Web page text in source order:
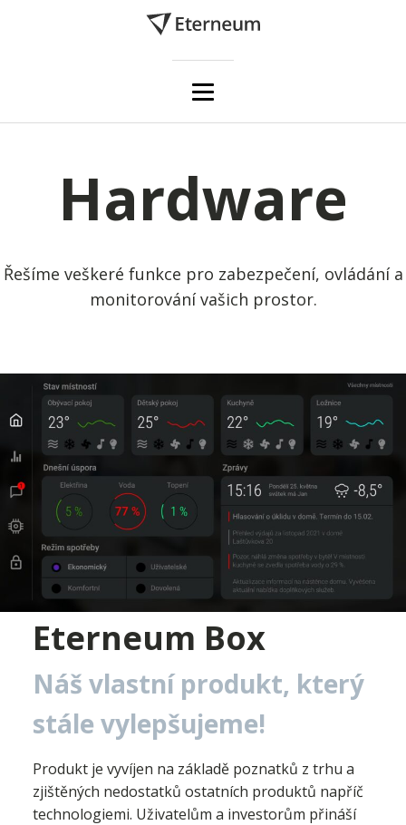
Hardware
Řešíme veškeré funkce pro zabezpečení, ovládání a
monitorování vašich prostor.
Eterneum Box
Náš vlastní produkt, který
stále vylepšujeme!
Produkt je vyvíjen na základě poznatků z trhu a
zjištěných nedostatků ostatních produktů napříč
technologiemi. Uživatelům a investorům přináší